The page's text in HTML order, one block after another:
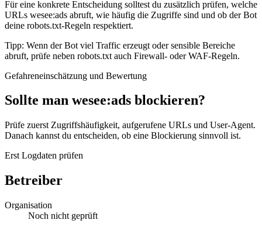
Für eine konkrete Entscheidung solltest du zusätzlich prüfen, welche
URLs wesee:ads abruft, wie häufig die Zugriffe sind und ob der Bot
deine robots.txt-Regeln respektiert.
Tipp: Wenn der Bot viel Traffic erzeugt oder sensible Bereiche
abruft, prüfe neben robots.txt auch Firewall- oder WAF-Regeln.
Gefahreneinschätzung und Bewertung
Sollte man wesee:ads blockieren?
Prüfe zuerst Zugriffshäufigkeit, aufgerufene URLs und User-Agent.
Danach kannst du entscheiden, ob eine Blockierung sinnvoll ist.
Erst Logdaten prüfen
Betreiber
Organisation
Noch nicht geprüft